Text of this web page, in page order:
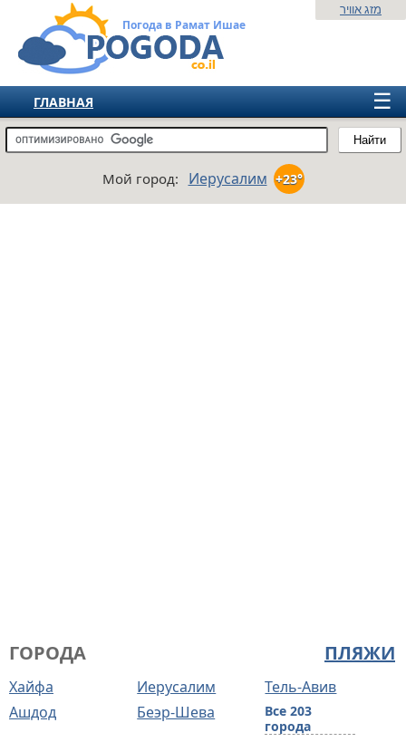
Погода в Рамат Ишае
Найти
מזג אוויר
☰
ГЛАВНАЯ
ИЗРАИЛЬ
ЕВРОПА
Мой город: Иерусалим +23°
ПЛЯЖИ
ГОРОДА
Хайфа Иерусалим
Тель-Авив
Ашдод
Беэр-Шева
Все 203
города